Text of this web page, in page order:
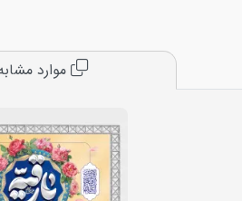
موارد مشابه